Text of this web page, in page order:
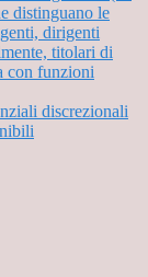
distinguano le
dirigenti
titolari di
con funzioni
discrezionali